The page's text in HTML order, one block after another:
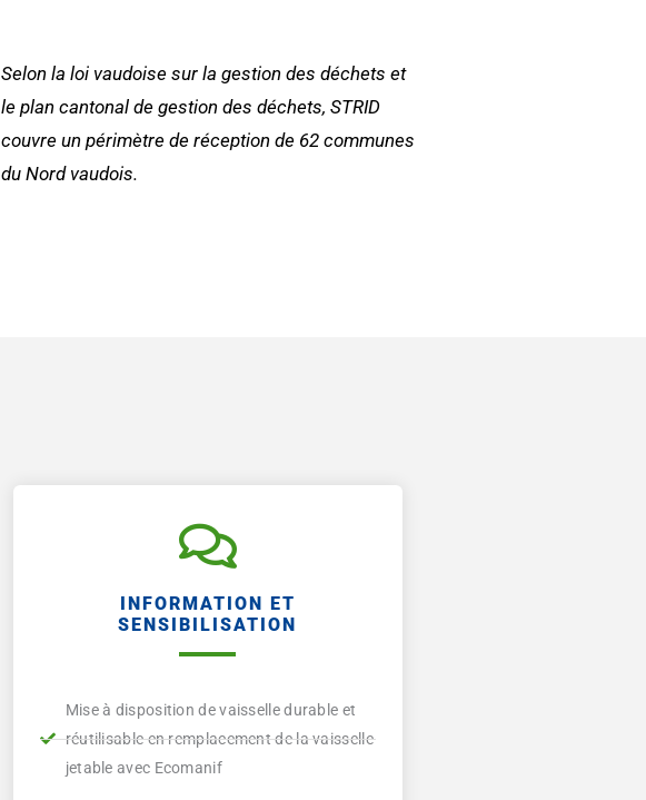
Selon la loi vaudoise sur la gestion des déchets et
le plan cantonal de gestion des déchets, STRID
couvre un périmètre de réception de 62 communes
du Nord vaudois.
INFORMATION ET
SENSIBILISATION
Mise à disposition de vaisselle durable et
réutilisable en remplacement de la vaisselle
jetable avec Ecomanif